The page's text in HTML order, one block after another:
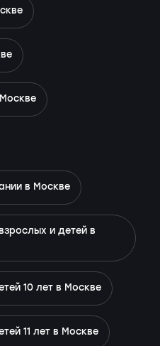
в Москве
и детей в
10 лет в Москве
11 лет в Москве